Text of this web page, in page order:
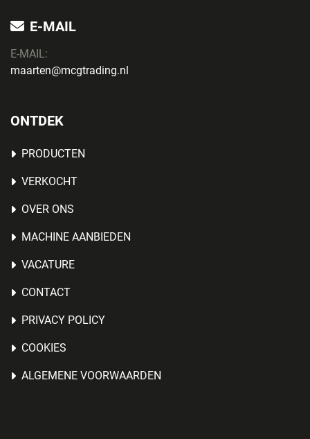
E-MAIL
E-MAIL:
maarten@mcgtrading.nl
ONTDEK
PRODUCTEN
VERKOCHT
OVER ONS
MACHINE AANBIEDEN
VACATURE
CONTACT
PRIVACY POLICY
COOKIES
ALGEMENE VOORWAARDEN